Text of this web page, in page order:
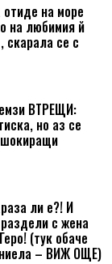
на море
на любимия й
скарала се с
ВТРЕЩИ:
но аз се
ли е?! И
с жена
(тук обаче
– ВИЖ ОЩЕ)